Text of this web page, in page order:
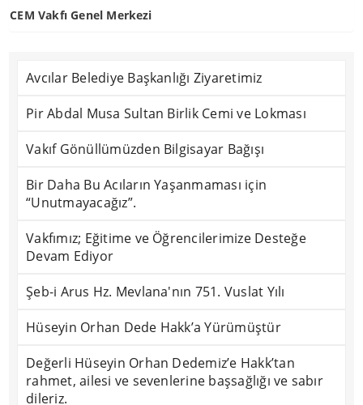
CEM Vakfı Genel Merkezi
Avcılar Belediye Başkanlığı Ziyaretimiz
Pir Abdal Musa Sultan Birlik Cemi ve Lokması
Vakıf Gönüllümüzden Bilgisayar Bağışı
Bir Daha Bu Acıların Yaşanmaması için
“Unutmayacağız”.
Vakfımız; Eğitime ve Öğrencilerimize Desteğe
Devam Ediyor
Şeb-i Arus Hz. Mevlana'nın 751. Vuslat Yılı
Hüseyin Orhan Dede Hakk’a Yürümüştür
Değerli Hüseyin Orhan Dedemiz’e Hakk’tan
rahmet, ailesi ve sevenlerine başsağlığı ve sabır
dileriz.